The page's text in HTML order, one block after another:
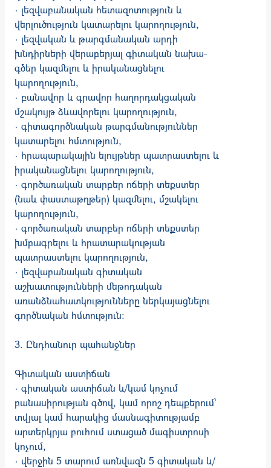
· լեզվաբանական հետազոտություն­ և
վերլուծություն կատարելու կարողու­թյուն,
· լեզվական և թարգմանական արդի
խնդիրների վերաբերյալ գիտական նախա­
գծեր կազմելու և իրականացնելու
կարողություն,
· բանավոր և գրավոր հաղորդակցական
մշակույթ ձևավորելու կարողություն,
· գիտագործնական թարգմանություններ
կատարելու հմտություն,
· հրապարակային ելույթներ պատրաստելու և
իրականացնելու կարողություն,
· գործառական տարբեր ոճերի տեքստեր
(նաև փաստաթղթեր) կազմելու, մշակելու
կարողություն,
· գործառական տարբեր ոճերի տեքստեր
խմբագրելու և հրատարակության
պատրաստելու կարողություն,
· լեզվաբանական գիտական
աշխատությունների մեթոդական
առանձնահատ­կությունները ներկայացնելու
գործնական հմտություն։
3. Ընդհանուր պահանջներ
Գիտական աստիճան
· գիտական աստիճան և/կամ կոչում
բանասիրության գծով, կամ որոշ դեպքերում՝
տվյալ կամ հարակից մասնագիտությամբ
արտերկրյա բուհում ստացած մագիստրոսի
կոչում,
· վերջին 5 տարում առնվազն 5 գիտական և/